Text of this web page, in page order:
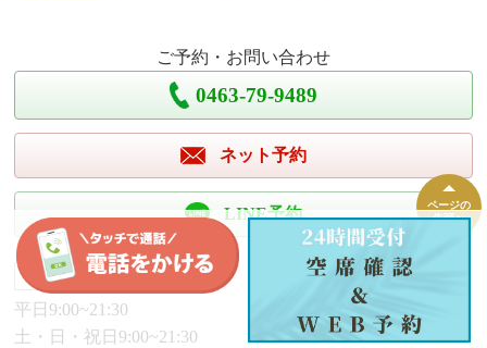
ご予約・お問い合わせ
0463-79-9489
ネット予約
LINE予約
営業時間
平日9:00~21:30
土・日・祝日9:00~21:30
ページの
先頭へ